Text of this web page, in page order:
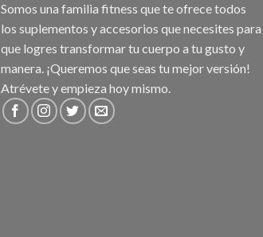
Somos una familia fitness que te ofrece todos
los suplementos y accesorios que necesites para
que logres transformar tu cuerpo a tu gusto y
manera. ¡Queremos que seas tu mejor versión!
Atrévete y empieza hoy mismo.